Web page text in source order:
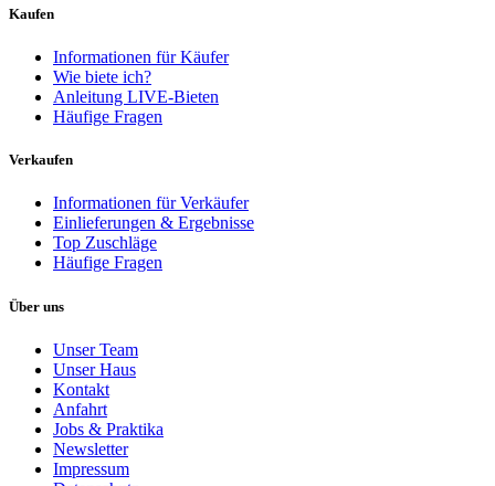
Kaufen
Informationen für Käufer
Wie biete ich?
Anleitung LIVE-Bieten
Häufige Fragen
Verkaufen
Informationen für Verkäufer
Einlieferungen & Ergebnisse
Top Zuschläge
Häufige Fragen
Über uns
Unser Team
Unser Haus
Kontakt
Anfahrt
Jobs & Praktika
Newsletter
Impressum